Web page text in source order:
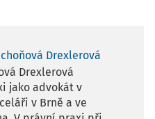
Drexlerová
Drexlerová
jako advokát v
v Brně a ve